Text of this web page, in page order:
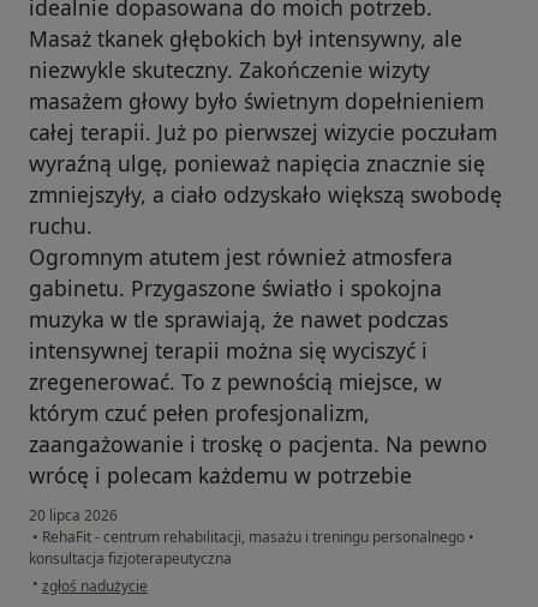
idealnie dopasowana do moich potrzeb.
Masaż tkanek głębokich był intensywny, ale
niezwykle skuteczny. Zakończenie wizyty
masażem głowy było świetnym dopełnieniem
całej terapii. Już po pierwszej wizycie poczułam
wyraźną ulgę, ponieważ napięcia znacznie się
zmniejszyły, a ciało odzyskało większą swobodę
ruchu.
Ogromnym atutem jest również atmosfera
gabinetu. Przygaszone światło i spokojna
muzyka w tle sprawiają, że nawet podczas
intensywnej terapii można się wyciszyć i
zregenerować. To z pewnością miejsce, w
którym czuć pełen profesjonalizm,
zaangażowanie i troskę o pacjenta. Na pewno
wrócę i polecam każdemu w potrzebie
20 lipca 2026
• RehaFit - centrum rehabilitacji, masażu i treningu personalnego •
konsultacja fizjoterapeutyczna
• w opinii użytkownika Joanna
zgłoś nadużycie